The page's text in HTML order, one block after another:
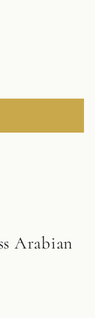
Arabian